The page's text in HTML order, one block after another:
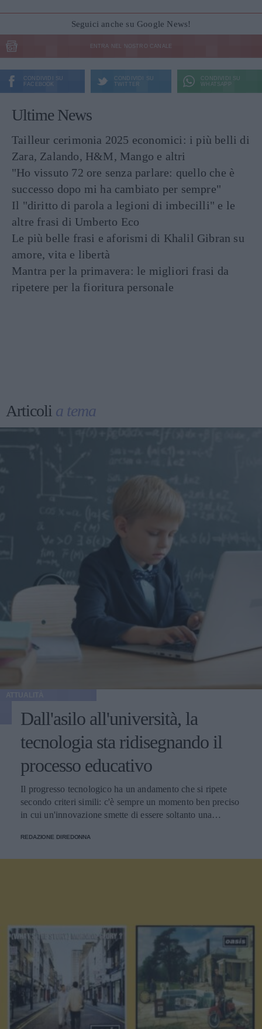
Seguici anche su Google News!
ENTRA NEL NOSTRO CANALE
CONDIVIDI SU
FACEBOOK
CONDIVIDI SU
TWITTER
CONDIVIDI SU
WHATSAPP
Ultime News
Tailleur cerimonia 2025 economici: i più belli di
Zara, Zalando, H&M, Mango e altri
"Ho vissuto 72 ore senza parlare: quello che è
successo dopo mi ha cambiato per sempre"
Il "diritto di parola a legioni di imbecilli" e le
altre frasi di Umberto Eco
Le più belle frasi e aforismi di Khalil Gibran su
amore, vita e libertà
Mantra per la primavera: le migliori frasi da
ripetere per la fioritura personale
Articoli a tema
Dall'asilo all'università, la
tecnologia sta ridisegnando il
processo educativo
Il progresso tecnologico ha un andamento che si ripete
secondo criteri simili: c'è sempre un momento ben preciso
in cui un'innovazione smette di essere soltanto una
REDAZIONE DIREDONNA